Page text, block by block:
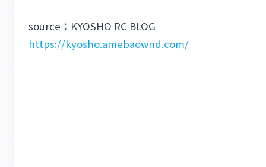
source：KYOSHO RC BLOG
https://kyosho.amebaownd.com/